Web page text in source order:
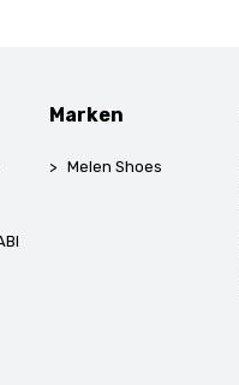
Marken
Melen Shoes